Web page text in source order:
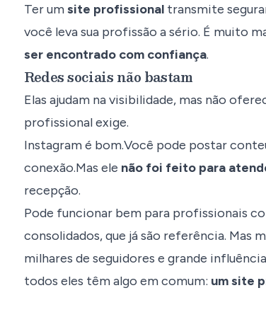
Ter umsite profissional transmite
você leva sua profissão a sério. É muito
ser encontrado com confiança.
Redes sociais não bastam
Elas ajudam na visibilidade, mas não
profissional exige.
Instagram é bom.Você pode postar
conexão.Mas ele não foi feito para
recepção.
Pode funcionar bem para profissionais
consolidados, que já são referência. Mas
milhares de seguidores e grande
todos eles têm algo em comum: um site